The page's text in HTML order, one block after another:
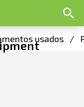
usados /